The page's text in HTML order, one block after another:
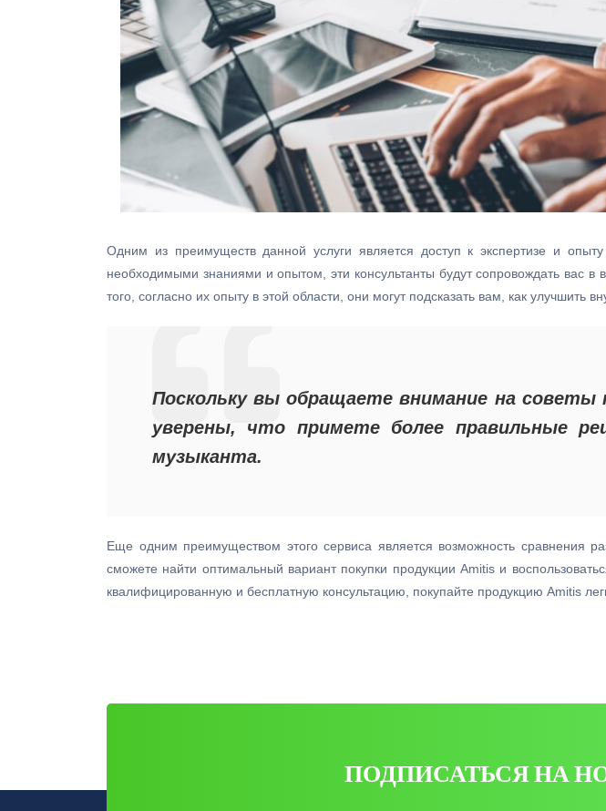
Одним из преимуществ данной услуги является доступ к экспертизе и
необходимыми знаниями и опытом, эти консультанты будут сопровождать вас
того, согласно их опыту в этой области, они могут подсказать вам, как
Поскольку вы обращаете внимание на
уверены, что примете более правильные
музыканта.
Еще одним преимуществом этого сервиса является возможность сравнения
сможете найти оптимальный вариант покупки продукции Amitis и
квалифицированную и бесплатную консультацию, покупайте продукцию Amitis
ПОДПИСАТЬСЯ НА